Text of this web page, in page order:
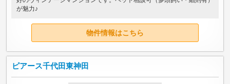
が魅力♪
物件情報はこちら
ピアース千代田東神田